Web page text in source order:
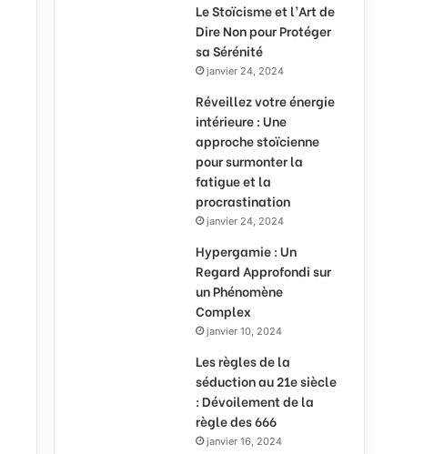
Le Stoïcisme et l’Art de
Dire Non pour Protéger
sa Sérénité
janvier 24, 2024
Réveillez votre énergie
intérieure : Une
approche stoïcienne
pour surmonter la
fatigue et la
procrastination
janvier 24, 2024
Hypergamie : Un
Regard Approfondi sur
un Phénomène
Complex
janvier 10, 2024
Les règles de la
séduction au 21e siècle
: Dévoilement de la
règle des 666
janvier 16, 2024